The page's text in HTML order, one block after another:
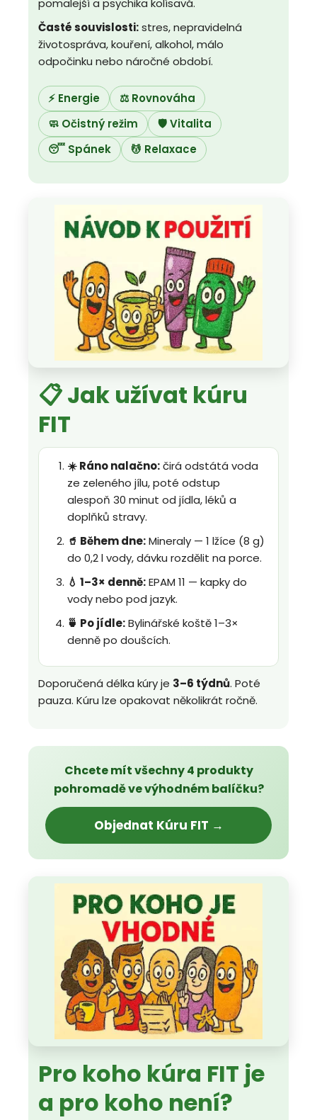
pomalejší a psychika kolísavá.
Časté souvislosti:stres, nepravidelná
životospráva, kouření, alkohol, málo
odpočinku nebo náročné období.
⚡ Energie
⚖️ Rovnováha
🧼 Očistný režim
🛡️ Vitalita
😴 Spánek
💆 Relaxace
📋 Jak užívat kúru
FIT
☀️ Ráno nalačno:čirá odstátá voda
ze zeleného jílu, poté odstup
alespoň 30 minut od jídla, léků a
doplňků stravy.
🥤 Během dne:Mineraly — 1 lžíce (8 g)
do 0,2 l vody, dávku rozdělit na porce.
💧 1–3× denně:EPAM 11 — kapky do
vody nebo pod jazyk.
🍵 Po jídle:Bylinářské koště 1–3×
denně po doušcích.
Doporučená délka kúry je 3–6 týdnů. Poté
pauza. Kúru lze opakovat několikrát ročně.
Chcete mít všechny 4 produkty
pohromadě ve výhodném balíčku?
Objednat Kúru FIT →
Pro koho kúra FIT je
a pro koho není?